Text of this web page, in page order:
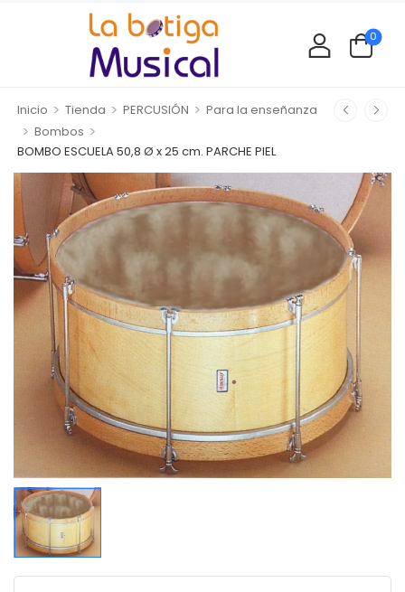
0
Inicio > Tienda > PERCUSIÓN > Para la enseñanza
> Bombos >
BOMBO ESCUELA 50,8 Ø x 25 cm. PARCHE PIEL